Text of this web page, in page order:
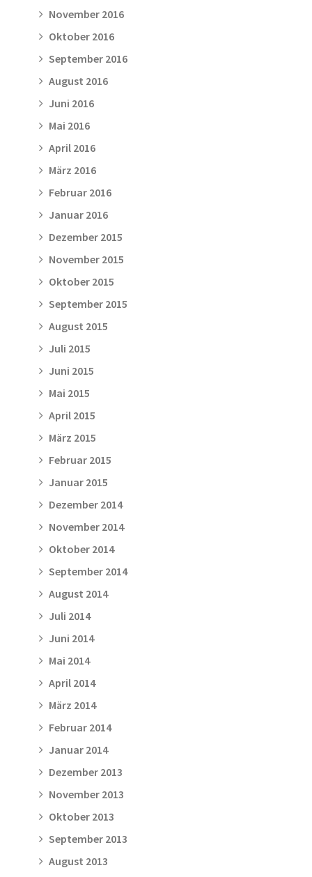
November 2016
Oktober 2016
September 2016
August 2016
Juni 2016
Mai 2016
April 2016
März 2016
Februar 2016
Januar 2016
Dezember 2015
November 2015
Oktober 2015
September 2015
August 2015
Juli 2015
Juni 2015
Mai 2015
April 2015
März 2015
Februar 2015
Januar 2015
Dezember 2014
November 2014
Oktober 2014
September 2014
August 2014
Juli 2014
Juni 2014
Mai 2014
April 2014
März 2014
Februar 2014
Januar 2014
Dezember 2013
November 2013
Oktober 2013
September 2013
August 2013